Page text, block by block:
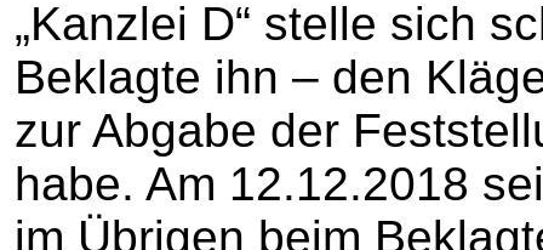
„Kanzlei D“ stelle sich
Beklagte ihn – den
zur Abgabe der
habe. Am 12.12.2018
im Übrigen beim